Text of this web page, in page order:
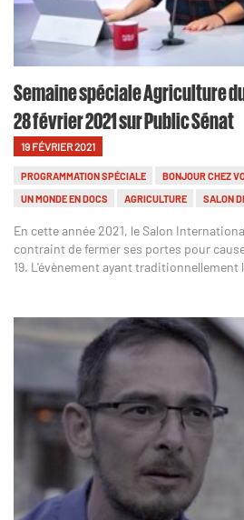
Semaine spéciale Agriculture
28 février 2021 sur Public Sénat
19 FÉVRIER 2021
PROGRAMMATION SPÉCIALE BONJOUR CHEZ
UN MONDE EN DOCS
AGRICULTURE SALON
En cette année 2021, le Salon
contraint de fermer ses portes pour
19. L'évènement ayant traditionnellement